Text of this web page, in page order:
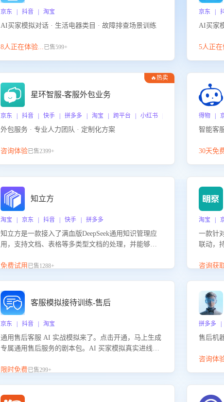
京东 | 抖音 | 淘宝
AI买家模拟对话 · 生活电器类目 · 故障排查场景训练
8人正在体验...已售599+
京东 |
AI买家
5人正在
🔥热卖
星环智服-客服外包业务
京东 | 抖音 | 快手 | 拼多多 | 淘宝 | 跨平台 | 小红书 | 得物 | 企业微信
外包服务 · 专业人力团队 · 定制化方案
咨询体验已售2399+
得物 |
智能客
30天免
知立方
淘宝 | 京东 | 抖音 | 快手 | 拼多多
知立方是一款接入了满血版DeepSeek通用知识管理应
用，支持文档、表格等多类型文档的处理，并能够基
景提供强大的知识支持，帮助用户高效管理和利用知
免费试用 已售1288+
淘宝 |
一款针
联动，
联动，
咨询获
客服模拟接待训练-售后
京东 | 抖音 | 淘宝
通用售后客服 AI 实战模拟来了。点击开通，马上生成
专属通用售后服务的剧本包。AI 买家模拟真实进线咨
咨询等售后场景的应对要点，轻松提升服务能力。
限时免费已售299+
拼多多
售后机
咨询体